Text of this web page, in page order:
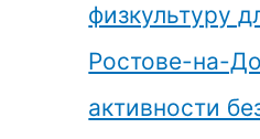
физкультуру
Ростове-на-
активности